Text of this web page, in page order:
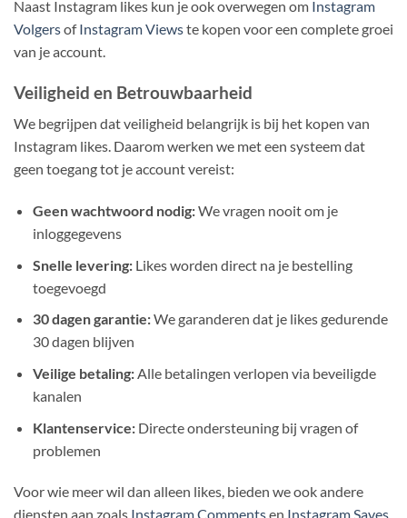
Naast Instagram likes kun je ook overwegen om Instagram
VolgersofInstagram Viewste kopen voor een complete groei
van je account.
Veiligheid en Betrouwbaarheid
We begrijpen dat veiligheid belangrijk is bij het kopen van
Instagram likes. Daarom werken we met een systeem dat
geen toegang tot je account vereist:
Geen wachtwoord nodig:We vragen nooit om je
inloggegevens
Snelle levering:Likes worden direct na je bestelling
toegevoegd
30 dagen garantie:We garanderen dat je likes gedurende
30 dagen blijven
Veilige betaling:Alle betalingen verlopen via beveiligde
kanalen
Klantenservice:Directe ondersteuning bij vragen of
problemen
Voor wie meer wil dan alleen likes, bieden we ook andere
diensten aan zoals Instagram Commentsen Instagram Saves